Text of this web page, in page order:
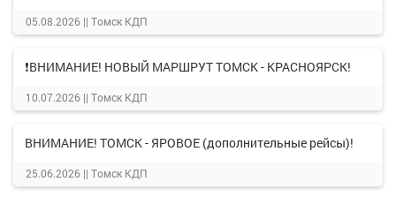
05.08.2026 || Томск КДП
❗ВНИМАНИЕ! НОВЫЙ МАРШРУТ ТОМСК - КРАСНОЯРСК!
10.07.2026 || Томск КДП
ВНИМАНИЕ! ТОМСК - ЯРОВОЕ (дополнительные рейсы)!
25.06.2026 || Томск КДП